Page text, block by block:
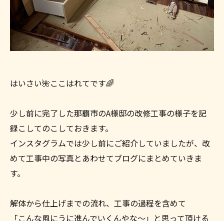
はいさい🌺ここはれてです🌈
少し前に完了した那覇市のA様邸の改修工事の様子を記
録こしてのこしておきます。
インスタグラムでは少し前にご紹介していましたが、改
めて工事中の写真とあわせてブログにまとめていきま
す。
解体から仕上げまでの流れ、工事の過程を含めて
「こんな風にうに進んでいくんやな～」と思って頂ける